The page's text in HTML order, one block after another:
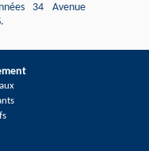
34 Avenue